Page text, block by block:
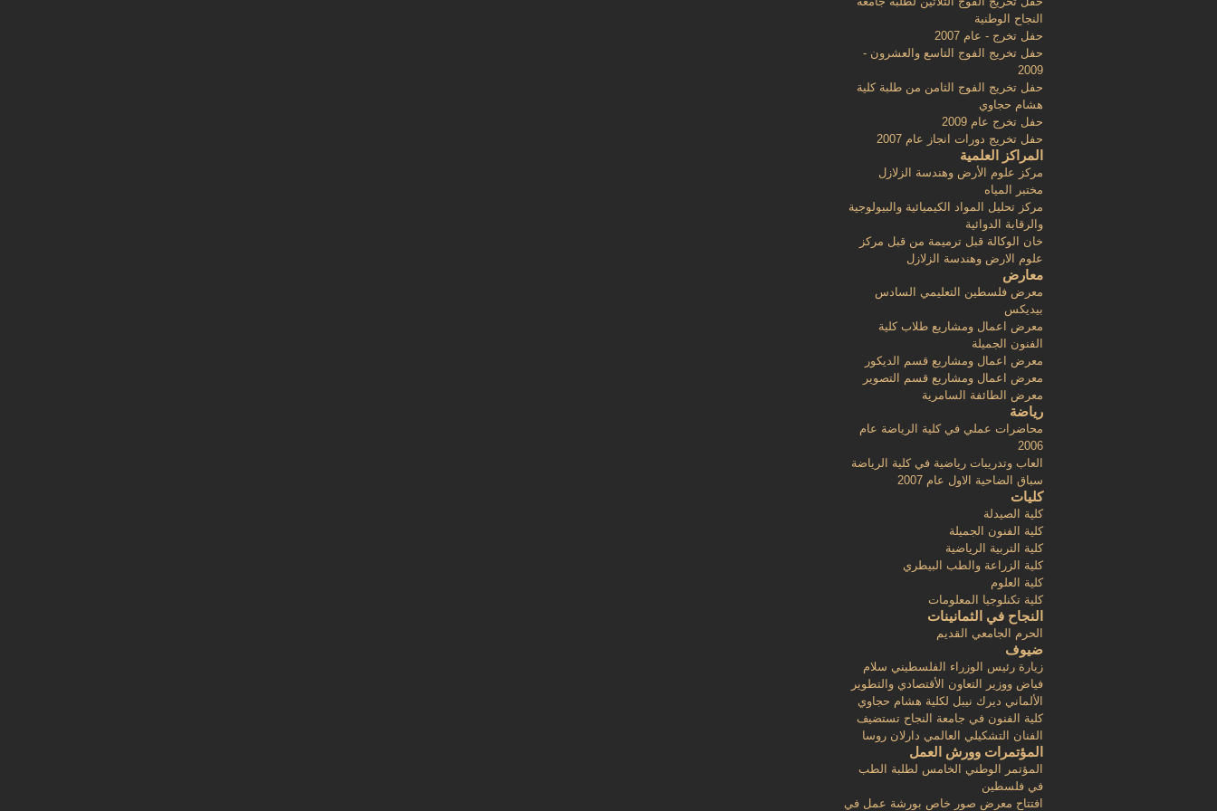
النجاح الوطنية
حفل تخرج - عام 2007
حفل تخريج الفوج التاسع والعشرون -
2009
حفل تخريج الفوج الثامن من طلبة كلية
هشام حجاوي
حفل تخرج عام 2009
حفل تخريج دورات انجاز عام 2007
المراكز العلمية
مركز علوم الأرض وهندسة الزلازل
مختبر المياه
مركز تحليل المواد الكيميائية والبيولوجية
والرقابة الدوائية
خان الوكالة قبل ترميمة من قبل مركز
علوم الارض وهندسة الزلازل
معارض
معرض فلسطين التعليمي السادس
بيديكس
معرض اعمال ومشاريع طلاب كلية
الفنون الجميلة
معرض اعمال ومشاريع قسم الديكور
معرض اعمال ومشاريع قسم التصوير
معرض الطائفة السامرية
رياضة
محاضرات عملي في كلية الرياضة عام
2006
العاب وتدريبات رياضية في كلية الرياضة
سباق الضاحية الاول عام 2007
كليات
كلية الصيدلة
كلية الفنون الجميلة
كلية التربية الرياضية
كلية الزراعة والطب البيطري
كلية العلوم
كلية تكنلوجيا المعلومات
النجاح في الثمانينات
الحرم الجامعي القديم
ضيوف
زيارة رئيس الوزراء الفلسطيني سلام
فياض ووزير التعاون الأقتصادي والتطوير
الألماني ديرك نيبل لكلية هشام حجاوي
كلية الفنون في جامعة النجاح تستضيف
الفنان التشكيلي العالمي دارلان روسا
المؤتمرات وورش العمل
المؤتمر الوطني الخامس لطلبة الطب
في فلسطين
افتتاح معرض صور خاص بورشة عمل في